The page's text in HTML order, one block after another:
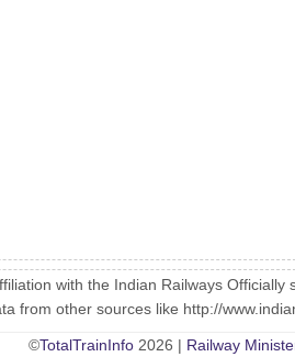
with the Indian Railways
from other sources like http://
©TotalTrainInfo 2026 | Railway